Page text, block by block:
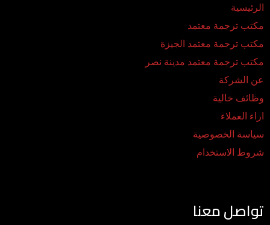
الرئيسية
مكتب ترجمة معتمد
مكتب ترجمة معتمد الجيزة
مكتب ترجمة معتمد مدينة نصر
عن الشركة
وظائف خالية
اراء العملاء
سياسة الخصوصية
شروط الاستخدام
تواصل معنا